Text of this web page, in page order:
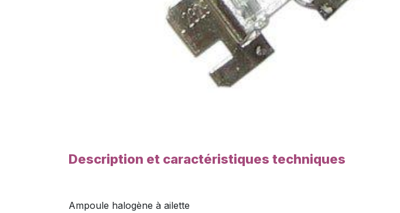
Description et caractéristiques techniques
Ampoule halogène à ailette